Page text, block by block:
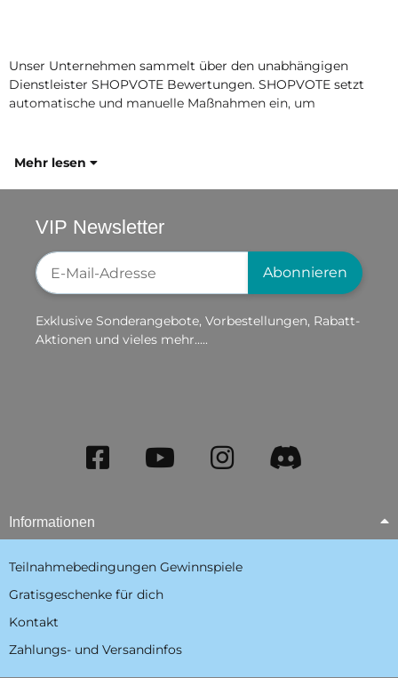
Unser Unternehmen sammelt über den unabhängigen
Dienstleister SHOPVOTE Bewertungen. SHOPVOTE setzt
automatische und manuelle Maßnahmen ein, um
Mehr lesen
VIP Newsletter
Newsletter-Registrierung
Abonnieren
Exklusive Sonderangebote, Vorbestellungen, Rabatt-
Aktionen und vieles mehr.....
Informationen
Teilnahmebedingungen Gewinnspiele
Gratisgeschenke für dich
Kontakt
Zahlungs- und Versandinfos